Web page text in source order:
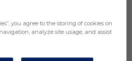
you agree to the storing of cookies on
analyze site usage, and assist